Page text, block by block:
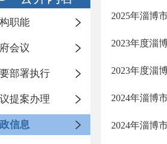
职能
会议
部署执行
提案办理
信息
2025年淄博
2023年度淄
2023年度淄
2024年淄博
2024年淄博